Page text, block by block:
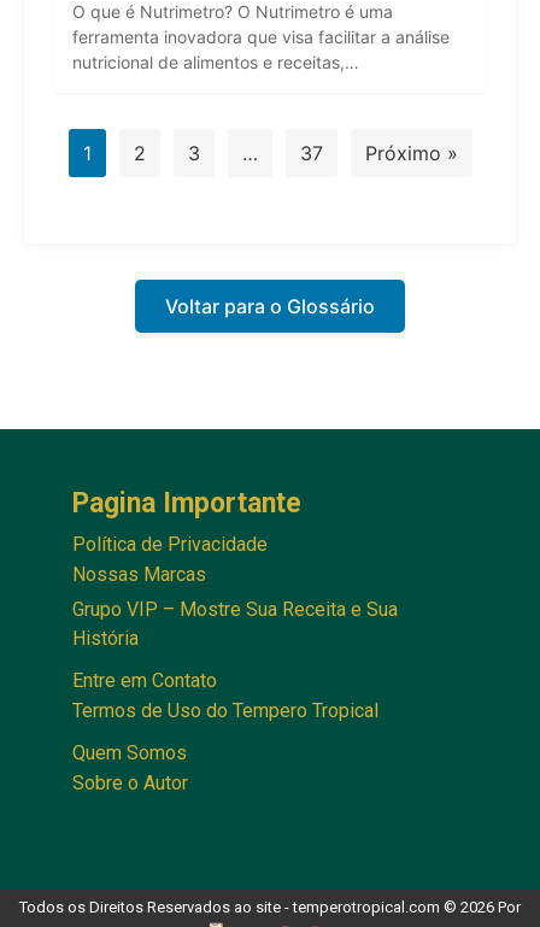
O que é Nutrimetro? O Nutrimetro é uma
ferramenta inovadora que visa facilitar a análise
nutricional de alimentos e receitas,…
1 2 3 … 37 Próximo »
Voltar para o Glossário
Pagina Importante
Política de Privacidade
Nossas Marcas
Grupo VIP – Mostre Sua Receita e Sua
História
Entre em Contato
Termos de Uso do Tempero Tropical
Quem Somos
Sobre o Autor
Todos os Direitos Reservados ao site - temperotropical.com © 2026 Por